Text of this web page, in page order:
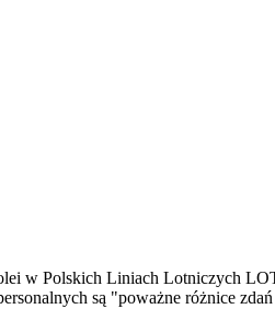
w Polskich Liniach Lotniczych
są "poważne różnice